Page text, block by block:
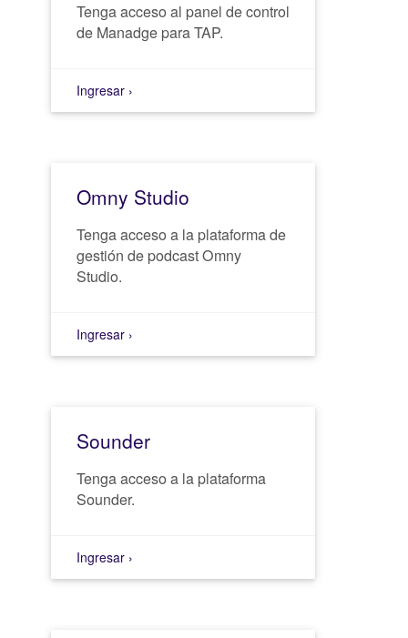
Tenga acceso al panel de control
de Manadge para TAP.
Ingresar ›
Omny Studio
Tenga acceso a la plataforma de
gestión de podcast Omny
Studio.
Ingresar ›
Sounder
Tenga acceso a la plataforma
Sounder.
Ingresar ›